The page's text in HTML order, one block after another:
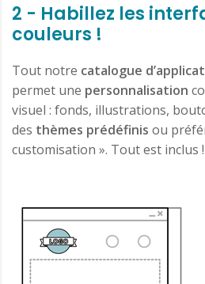
2 - Habillez les
couleurs !
Tout notre catalogue
permet une personnalisation
visuel : fonds, illustrations,
des thèmes prédéfinis ou
customisation ». Tout est inclus !